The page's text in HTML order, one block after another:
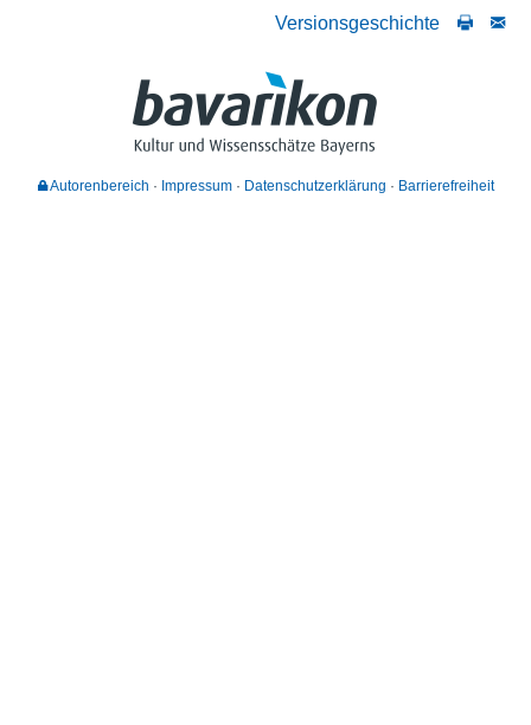
Versionsgeschichte
Autorenbereich Impressum Datenschutzerklärung Barrierefreiheit